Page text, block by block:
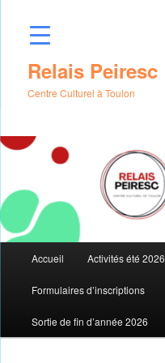
contenu
Relais Peiresc
Centre Culturel à Toulon
principal
Accueil Activités été 2026
Formulaires d’inscriptions
Sortie de fin d’année 2026